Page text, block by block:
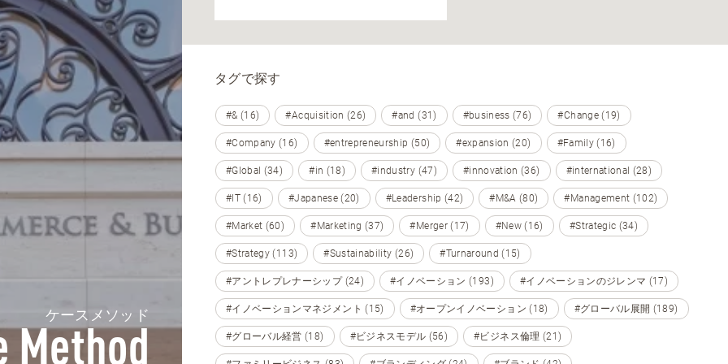
ケースメソッド
Method
タグで探す
#& (16) #Acquisition (26) #and (31) #business (76) #Change (19)
#Company (16) #entrepreneurship (50) #expansion (20) #Family (16)
#Global (34) #in (18) #industry (47) #innovation (36) #international (28)
#IT (16) #Japanese (20) #Leadership (42) #M&A (80) #Management (102)
#Market (60) #Marketing (37) #Merger (17) #New (16) #Strategic (34)
#Strategy (113) #Sustainability (26) #Turnaround (15)
#アントレプレナーシップ (24) #イノベーション (193) #イノベーションのジレンマ (17)
#イノベーションマネジメント (15) #オープンイノベーション (18) #グローバル展開 (189)
#グローバル経営 (18) #ビジネスモデル (56) #ビジネス倫理 (21)